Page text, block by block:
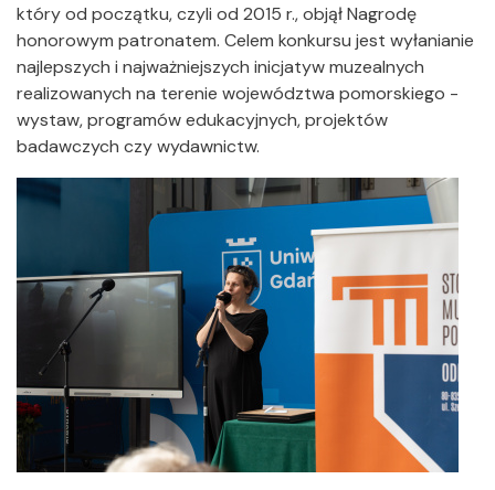
który od początku, czyli od 2015 r., objął Nagrodę
honorowym patronatem. Celem konkursu jest wyłanianie
najlepszych i najważniejszych inicjatyw muzealnych
realizowanych na terenie województwa pomorskiego -
wystaw, programów edukacyjnych, projektów
badawczych czy wydawnictw.